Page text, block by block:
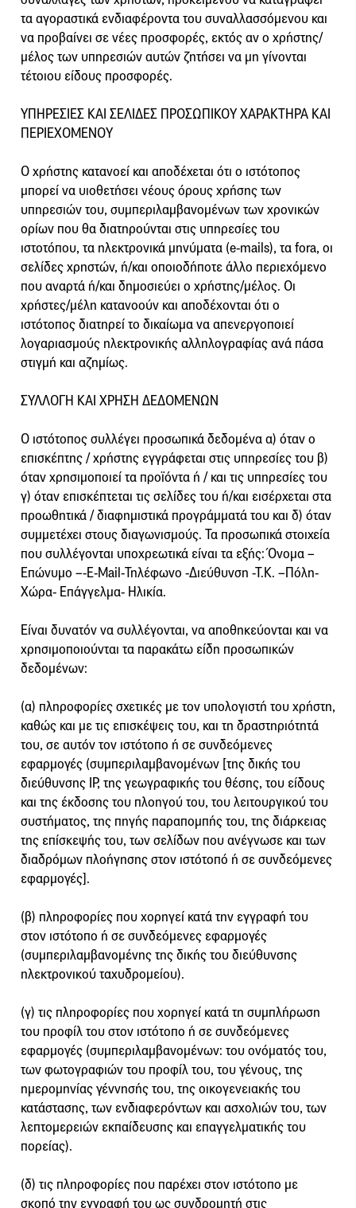
τα αγοραστικά ενδιαφέροντα του συναλλασσόμενου και
να προβαίνει σε νέες προσφορές, εκτός αν ο χρήστης/
μέλος των υπηρεσιών αυτών ζητήσει να μη γίνονται
τέτοιου είδους προσφορές.
ΥΠΗΡΕΣΙΕΣ ΚΑΙ ΣΕΛΙΔΕΣ ΠΡΟΣΩΠΙΚΟΥ ΧΑΡΑΚΤΗΡΑ ΚΑΙ
ΠΕΡΙΕΧΟΜΕΝΟΥ
Ο χρήστης κατανοεί και αποδέχεται ότι ο ιστότοπος
μπορεί να υιοθετήσει νέους όρους χρήσης των
υπηρεσιών του, συμπεριλαμβανομένων των χρονικών
ορίων που θα διατηρούνται στις υπηρεσίες του
ιστοτόπου, τα ηλεκτρονικά μηνύματα (e-mails), τα fora, οι
σελίδες χρηστών, ή/και οποιοδήποτε άλλο περιεχόμενο
που αναρτά ή/και δημοσιεύει ο χρήστης/μέλος. Οι
χρήστες/μέλη κατανοούν και αποδέχονται ότι ο
ιστότοπος διατηρεί το δικαίωμα να απενεργοποιεί
λογαριασμούς ηλεκτρονικής αλληλογραφίας ανά πάσα
στιγμή και αζημίως.
ΣΥΛΛΟΓΗ ΚΑΙ ΧΡΗΣΗ ΔΕΔΟΜΕΝΩΝ
Ο ιστότοπος συλλέγει προσωπικά δεδομένα α) όταν ο
επισκέπτης / χρήστης εγγράφεται στις υπηρεσίες του β)
όταν χρησιμοποιεί τα προϊόντα ή / και τις υπηρεσίες του
γ) όταν επισκέπτεται τις σελίδες του ή/και εισέρχεται στα
προωθητικά / διαφημιστικά προγράμματά του και δ) όταν
συμμετέχει στους διαγωνισμούς. Τα προσωπικά στοιχεία
που συλλέγονται υποχρεωτικά είναι τα εξής: Όνομα –
Επώνυμο –-Ε-Mail-Τηλέφωνο -Διεύθυνση -Τ.Κ. –Πόλη-
Χώρα- Επάγγελμα- Ηλικία.
Είναι δυνατόν να συλλέγονται, να αποθηκεύονται και να
χρησιμοποιούνται τα παρακάτω είδη προσωπικών
δεδομένων:
(α) πληροφορίες σχετικές με τον υπολογιστή του χρήστη,
καθώς και με τις επισκέψεις του, και τη δραστηριότητά
του, σε αυτόν τον ιστότοπο ή σε συνδεόμενες
εφαρμογές (συμπεριλαμβανομένων [της δικής του
διεύθυνσης IP, της γεωγραφικής του θέσης, του είδους
και της έκδοσης του πλοηγού του, του λειτουργικού του
συστήματος, της πηγής παραπομπής του, της διάρκειας
της επίσκεψής του, των σελίδων που ανέγνωσε και των
διαδρόμων πλοήγησης στον ιστότοπό ή σε συνδεόμενες
εφαρμογές].
(β) πληροφορίες που χορηγεί κατά την εγγραφή του
στον ιστότοπο ή σε συνδεόμενες εφαρμογές
(συμπεριλαμβανομένης της δικής του διεύθυνσης
ηλεκτρονικού ταχυδρομείου).
(γ) τις πληροφορίες που χορηγεί κατά τη συμπλήρωση
του προφίλ του στον ιστότοπο ή σε συνδεόμενες
εφαρμογές (συμπεριλαμβανομένων: του ονόματός του,
των φωτογραφιών του προφίλ του, του γένους, της
ημερομηνίας γέννησής του, της οικογενειακής του
κατάστασης, των ενδιαφερόντων και ασχολιών του, των
λεπτομερειών εκπαίδευσης και επαγγελματικής του
πορείας).
(δ) τις πληροφορίες που παρέχει στον ιστότοπο με
σκοπό την εγγραφή του ως συνδρομητή στις